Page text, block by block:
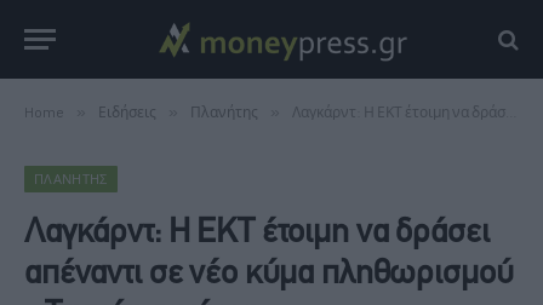
Home Ειδήσεις Πλανήτης Λαγκάρντ: Η ΕΚΤ έτοιμη να δράσει απέναντι σε νέο κύμα πληθωρισμού - Τα τρία σενάρια
ΠΛΑΝΉΤΗΣ
Λαγκάρντ: Η ΕΚΤ έτοιμη να δράσει
απέναντι σε νέο κύμα πληθωρισμού